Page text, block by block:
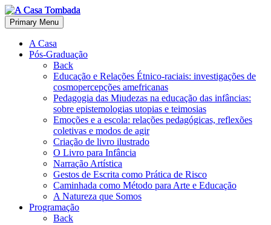
Primary Menu
A Casa
Pós-Graduação
Back
Educação e Relações Étnico-raciais: investigações de
cosmopercepções amefricanas
Pedagogia das Miudezas na educação das infâncias:
sobre epistemologias utopias e teimosias
Emoções e a escola: relações pedagógicas, reflexões
coletivas e modos de agir
Criação de livro ilustrado
O Livro para Infância
Narração Artística
Gestos de Escrita como Prática de Risco
Caminhada como Método para Arte e Educação
A Natureza que Somos
Programação
Back